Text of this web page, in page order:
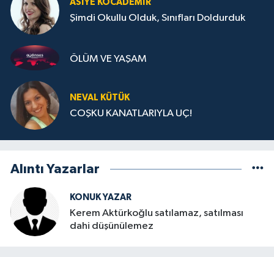
ASIYE KOCADEMİR
Şimdi Okullu Olduk, Sınıfları Doldurduk
ÖLÜM VE YAŞAM
NEVAL KÜTÜK
COŞKU KANATLARIYLA UÇ!
Alıntı Yazarlar
KONUK YAZAR
Kerem Aktürkoğlu satılamaz, satılması
dahi düşünülemez